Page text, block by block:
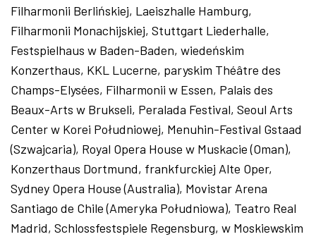
Filharmonii Berlińskiej, Laeiszhalle Hamburg,
Filharmonii Monachijskiej, Stuttgart Liederhalle,
Festspielhaus w Baden-Baden, wiedeńskim
Konzerthaus, KKL Lucerne, paryskim Théâtre des
Champs-Elysées, Filharmonii w Essen, Palais des
Beaux-Arts w Brukseli, Peralada Festival, Seoul Arts
Center w Korei Południowej, Menuhin-Festival Gstaad
(Szwajcaria), Royal Opera House w Muskacie (Oman),
Konzerthaus Dortmund, frankfurckiej Alte Oper,
Sydney Opera House (Australia), Movistar Arena
Santiago de Chile (Ameryka Południowa), Teatro Real
Madrid, Schlossfestspiele Regensburg, w Moskiewskim